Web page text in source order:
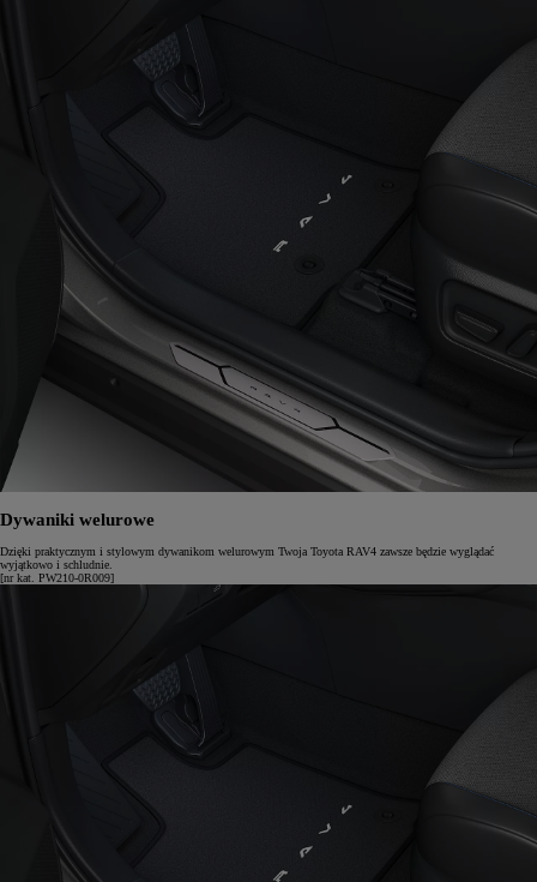
Dywaniki welurowe
Dzięki praktycznym i stylowym dywanikom welurowym Twoja Toyota RAV4 zawsze będzie wyglądać
wyjątkowo i schludnie.
[nr kat. PW210-0R009]